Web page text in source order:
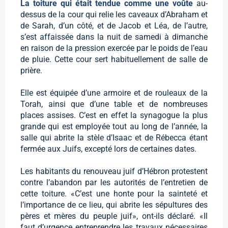
La toiture qui était tendue comme une voûte au-
dessus de la cour qui relie les caveaux d’Abraham et
de Sarah, d’un côté, et de Jacob et Léa, de l’autre,
s’est affaissée dans la nuit de samedi à dimanche
en raison de la pression exercée par le poids de l’eau
de pluie. Cette cour sert habituellement de salle de
prière.
Elle est équipée d’une armoire et de rouleaux de la
Torah, ainsi que d’une table et de nombreuses
places assises. C’est en effet la synagogue la plus
grande qui est employée tout au long de l’année, la
salle qui abrite la stèle d’Isaac et de Rébecca étant
fermée aux Juifs, excepté lors de certaines dates.
Les habitants du renouveau juif d’Hébron protestent
contre l’abandon par les autorités de l’entretien de
cette toiture. «C’est une honte pour la sainteté et
l’importance de ce lieu, qui abrite les sépultures des
pères et mères du peuple juif», ont-ils déclaré. «Il